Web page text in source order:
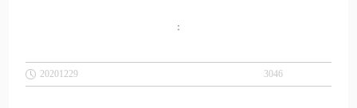
：
20201229 3046